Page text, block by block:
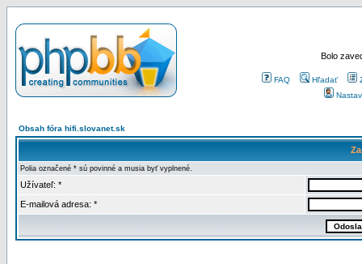
Bolo
FAQ Hľadať
Obsah fóra hifi.slovanet.sk
Polia označené * sú povinné a musia byť vyplnené.
Užívateľ: *
E-mailová adresa: *